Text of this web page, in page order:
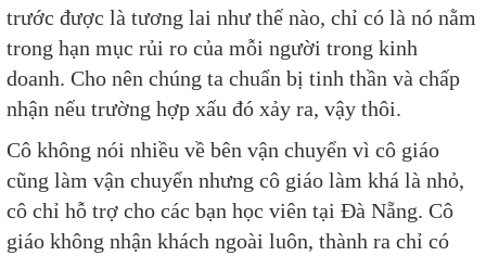
trước được là tương lai như thế nào, chỉ có là nó nằm
trong hạn mục rủi ro của mỗi người trong kinh
doanh. Cho nên chúng ta chuẩn bị tinh thần và chấp
nhận nếu trường hợp xấu đó xảy ra, vậy thôi.
Cô không nói nhiều về bên vận chuyển vì cô giáo
cũng làm vận chuyển nhưng cô giáo làm khá là nhỏ,
cô chỉ hỗ trợ cho các bạn học viên tại Đà Nẵng. Cô
giáo không nhận khách ngoài luôn, thành ra chỉ có